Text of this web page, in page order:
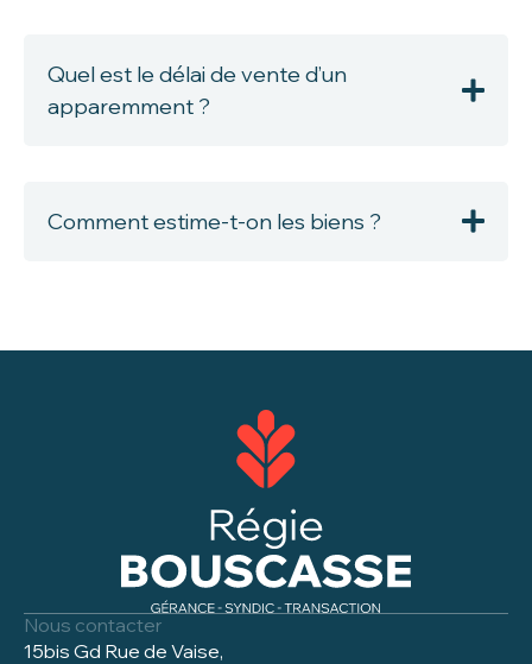
Quel est le délai de vente d’un
apparemment ?
Comment estime-t-on les biens ?
Nous contacter
15bis Gd Rue de Vaise,